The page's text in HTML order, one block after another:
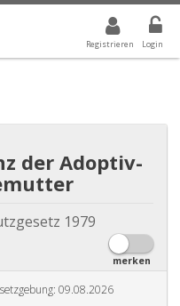
Registrieren Login
WERT IST ALLE
der Adoptiv-
1979
merken
09.08.2026